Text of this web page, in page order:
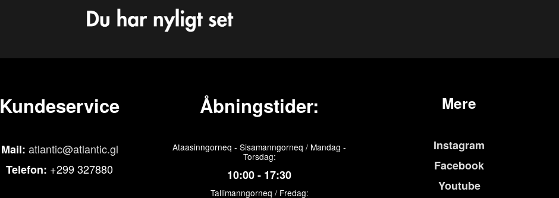
Kundeservice
Mail: atlantic@atlantic.gl
Telefon: +299 327880
Åbningstider:
Ataasinngorneq - Sisamanngorneq / Mandag -
Torsdag:
10:00 - 17:30
Tallimanngorneq / Fredag:
Mere
Instagram
Facebook
Youtube